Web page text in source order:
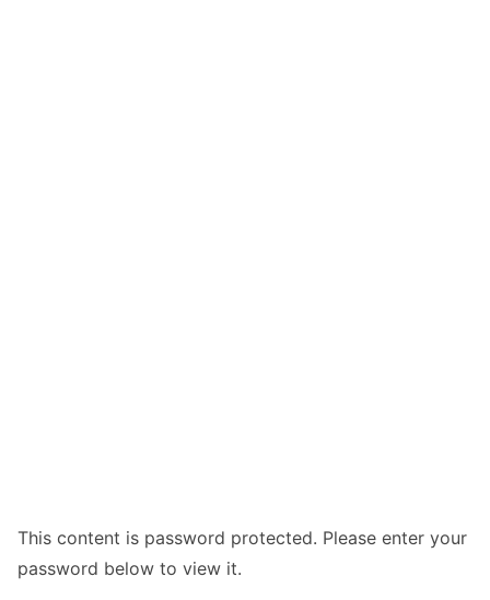
This content is password protected. Please enter your
password below to view it.